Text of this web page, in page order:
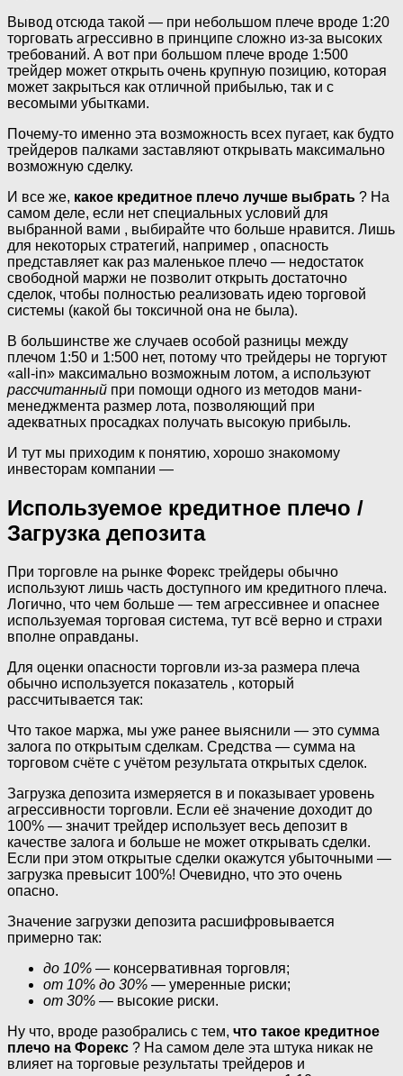
Вывод отсюда такой — при небольшом плече вроде 1:20
торговать агрессивно в принципе сложно из-за высоких
требований. А вот при большом плече вроде 1:500
трейдер может открыть очень крупную позицию, которая
может закрыться как отличной прибылью, так и с
весомыми убытками.
Почему-то именно эта возможность всех пугает, как будто
трейдеров палками заставляют открывать максимально
возможную сделку.
И все же, какое кредитное плечо лучше выбрать ? На
самом деле, если нет специальных условий для
выбранной вами , выбирайте что больше нравится. Лишь
для некоторых стратегий, например , опасность
представляет как раз маленькое плечо — недостаток
свободной маржи не позволит открыть достаточно
сделок, чтобы полностью реализовать идею торговой
системы (какой бы токсичной она не была).
В большинстве же случаев особой разницы между
плечом 1:50 и 1:500 нет, потому что трейдеры не торгуют
«all-in» максимально возможным лотом, а используют
рассчитанный при помощи одного из методов мани-
менеджмента размер лота, позволяющий при
адекватных просадках получать высокую прибыль.
И тут мы приходим к понятию, хорошо знакомому
инвесторам компании —
Используемое кредитное плечо /
Загрузка депозита
При торговле на рынке Форекс трейдеры обычно
используют лишь часть доступного им кредитного плеча.
Логично, что чем больше — тем агрессивнее и опаснее
используемая торговая система, тут всё верно и страхи
вполне оправданы.
Для оценки опасности торговли из-за размера плеча
обычно используется показатель , который
рассчитывается так:
Что такое маржа, мы уже ранее выяснили — это сумма
залога по открытым сделкам. Средства — сумма на
торговом счёте с учётом результата открытых сделок.
Загрузка депозита измеряется в и показывает уровень
агрессивности торговли. Если её значение доходит до
100% — значит трейдер использует весь депозит в
качестве залога и больше не может открывать сделки.
Если при этом открытые сделки окажутся убыточными —
загрузка превысит 100%! Очевидно, что это очень
опасно.
Значение загрузки депозита расшифровывается
примерно так:
до 10% — консервативная торговля;
от 10% до 30% — умеренные риски;
от 30% — высокие риски.
Ну что, вроде разобрались с тем, что такое кредитное
плечо на Форекс ? На самом деле эта штука никак не
влияет на торговые результаты трейдеров и